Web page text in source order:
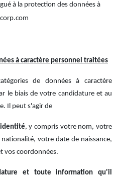
à la protection des données à
à caractère personnel traitées
de données à caractère
le biais de votre candidature et au
Il peut s'agir de
, y compris votre nom, votre
votre date de naissance,
vos coordonnées.
et toute information qu'il